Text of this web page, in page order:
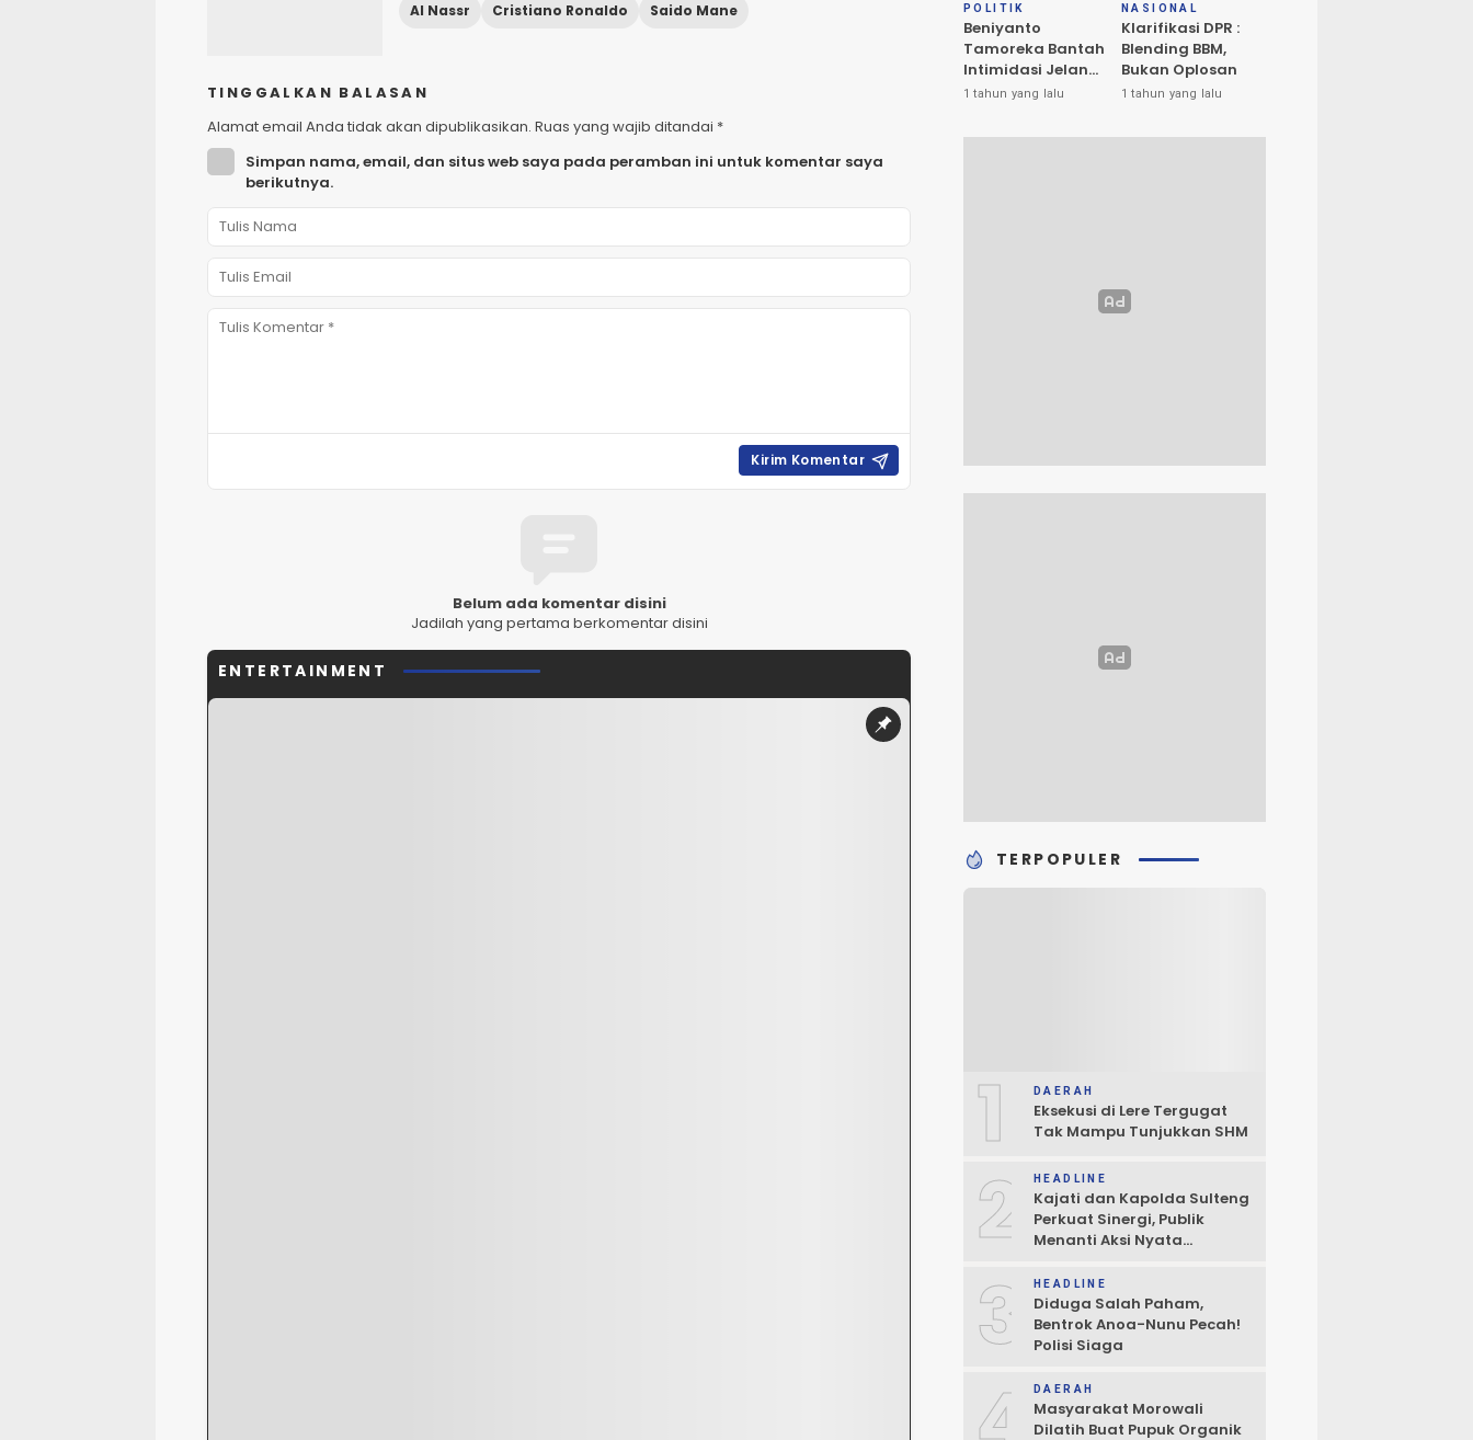
Al Nassr Cristiano Ronaldo Saido Mane
TINGGALKAN BALASAN
Alamat email Anda tidak akan dipublikasikan. Ruas yang wajib ditandai *
Simpan nama, email, dan situs web saya pada peramban ini untuk komentar saya
berikutnya.
Belum ada komentar disini
Jadilah yang pertama berkomentar disini
ENTERTAINMENT
POLITIK
Beniyanto
Tamoreka Bantah
Intimidasi Jelang
PSU Banggai:
1 tahun yang lalu
NASIONAL
Klarifikasi DPR :
Blending BBM,
Bukan Oplosan
1 tahun yang lalu
TERPOPULER
1 DAERAH
Eksekusi di Lere Tergugat
Tak Mampu Tunjukkan SHM
2 HEADLINE
Kajati dan Kapolda Sulteng
Perkuat Sinergi, Publik
Menanti Aksi Nyata
3 HEADLINE
Diduga Salah Paham,
Bentrok Anoa-Nunu Pecah!
Polisi Siaga
DAERAH
Masyarakat Morowali
Dilatih Buat Pupuk Organik